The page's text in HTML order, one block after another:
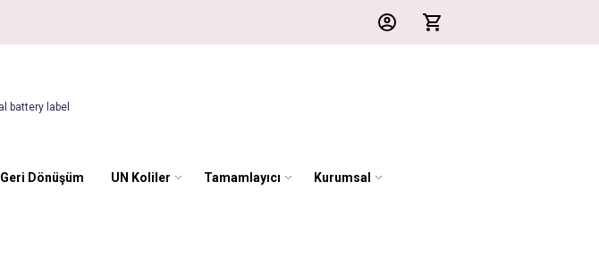
Geri Dönüşüm UN Koliler Tamamlayıcı Kurumsal